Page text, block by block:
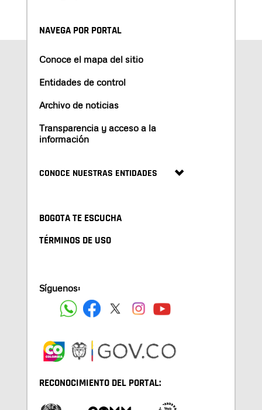
NAVEGA POR PORTAL
Conoce el mapa del sitio
Entidades de control
Archivo de noticias
Transparencia y acceso a la
información
CONOCE NUESTRAS ENTIDADES
BOGOTA TE ESCUCHA
TÉRMINOS DE USO
Síguenos:
RECONOCIMIENTO DEL PORTAL: